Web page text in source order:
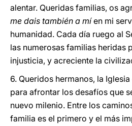
alentar. Queridas familias, os
me dais también a míen mi
humanidad. Cada día ruego al
las numerosas familias heridas
injusticia, y acreciente la
6. Queridos hermanos, la
para afrontar los desafíos que
nuevo milenio. Entre los
familia es el primero y el más